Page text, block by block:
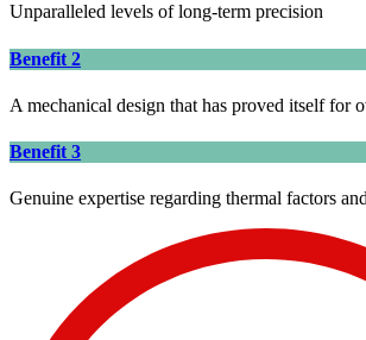
Unparalleled levels of long-term precision
Benefit 2
A mechanical design that has proved itself for
Benefit 3
Genuine expertise regarding thermal factors